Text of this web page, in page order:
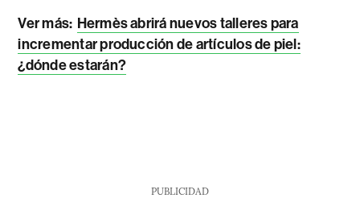
Ver más: Hermès abrirá nuevos talleres para
incrementar producción de artículos de piel:
¿dónde estarán?
PUBLICIDAD